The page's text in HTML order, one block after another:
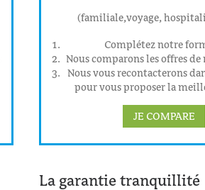
(familiale,voyage,
Complétez notre
Nous comparons les offres de
Nous vous recontacterons
pour vous proposer la
JE COMPARE
La garantie tranquillité